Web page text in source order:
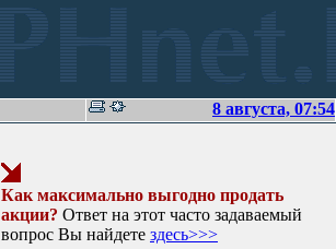
8 августа, 07:54
Как максимально выгодно продать
акции? Ответ на этот часто задаваемый
вопрос Вы найдете здесь>>>